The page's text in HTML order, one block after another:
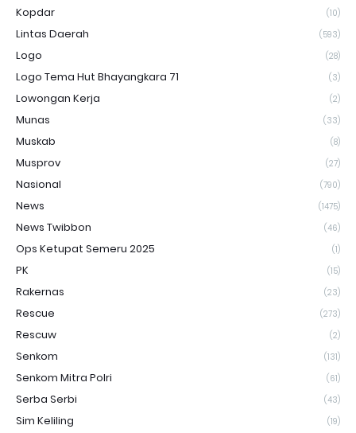
Kopdar (10)
Lintas Daerah (593)
Logo (28)
Logo Tema Hut Bhayangkara 71 (3)
Lowongan Kerja (2)
Munas (33)
Muskab (8)
Musprov (27)
Nasional (790)
News (1475)
News Twibbon (46)
Ops Ketupat Semeru 2025 (1)
PK (15)
Rakernas (23)
Rescue (273)
Rescuw (2)
Senkom (131)
Senkom Mitra Polri (61)
Serba Serbi (43)
Sim Keliling (19)